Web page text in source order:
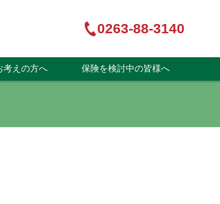
0263-88-3140
考えの方へ 保険を検討中の皆様へ